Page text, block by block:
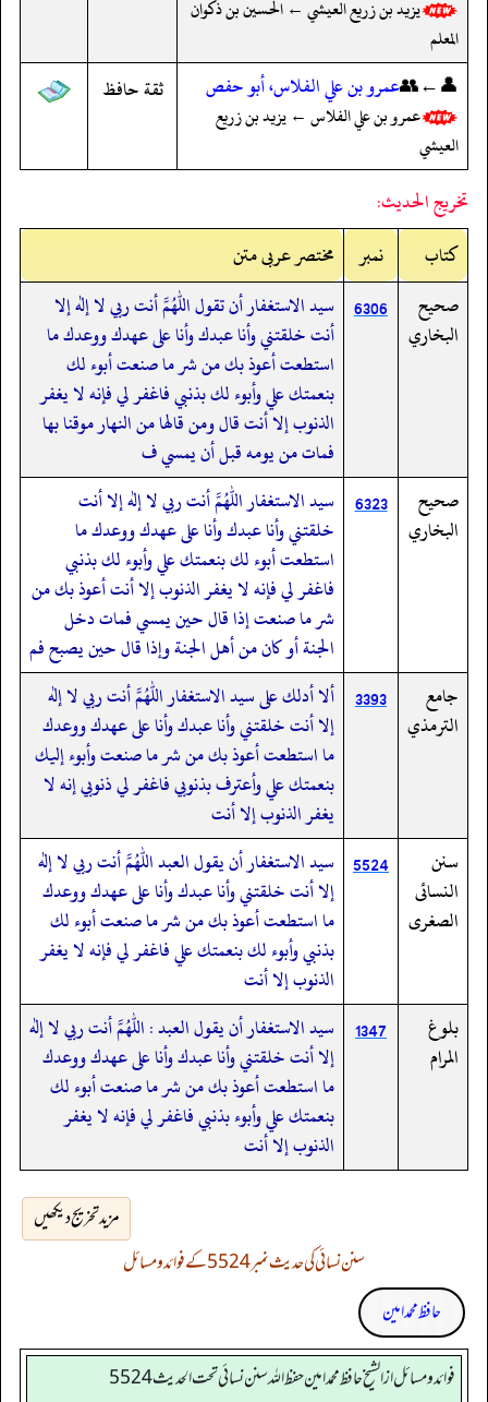
يزيد بن زريع العيشي ← الحسين بن ذكوان
المعلم
👤←👥عمرو بن علي الفلاس، أبو حفص
عمرو بن علي الفلاس ← يزيد بن زريع
العيشي
ثقة حافظ
تخريج الحديث:
کتاب
نمبر
مختصر عربی متن
صحيح
البخاري
6306 سيد الاستغفار أن تقول اللهم أنت ربي لا إله إلا
أنت خلقتني وأنا عبدك وأنا على عهدك ووعدك ما
استطعت أعوذ بك من شر ما صنعت أبوء لك
بنعمتك علي وأبوء لك بذنبي فاغفر لي فإنه لا يغفر
الذنوب إلا أنت قال ومن قالها من النهار موقنا بها
فمات من يومه قبل أن يمسي ف
صحيح
البخاري
6323
سيد الاستغفار اللهم أنت ربي لا إله إلا أنت
خلقتني وأنا عبدك وأنا على عهدك ووعدك ما
استطعت أبوء لك بنعمتك علي وأبوء لك بذنبي
فاغفر لي فإنه لا يغفر الذنوب إلا أنت أعوذ بك من
شر ما صنعت إذا قال حين يمسي فمات دخل
الجنة أو كان من أهل الجنة وإذا قال حين يصبح فم
جامع
الترمذي
3393 ألا أدلك على سيد الاستغفار اللهم أنت ربي لا إله
إلا أنت خلقتني وأنا عبدك وأنا على عهدك ووعدك
ما استطعت أعوذ بك من شر ما صنعت وأبوء إليك
بنعمتك علي وأعترف بذنوبي فاغفر لي ذنوبي إنه لا
يغفر الذنوب إلا أنت
سنن
النسائى
الصغرى
5524 سيد الاستغفار أن يقول العبد اللهم أنت ربي لا إله
إلا أنت خلقتني وأنا عبدك وأنا على عهدك ووعدك
ما استطعت أعوذ بك من شر ما صنعت أبوء لك
بذنبي وأبوء لك بنعمتك علي فاغفر لي فإنه لا يغفر
الذنوب إلا أنت
بلوغ
المرام
1347
سيد الاستغفار أن يقول العبد : اللهم أنت ربي لا إله
إلا أنت خلقتني وأنا عبدك وأنا على عهدك ووعدك
ما استطعت أعوذ بك من شر ما صنعت أبوء لك
بنعمتك علي وأبوء بذنبي فاغفر لي فإنه لا يغفر
الذنوب إلا أنت
مزید تخریج دیکھیں
سنن نسائی کی حدیث نمبر 5524 کے فوائد و مسائل
حافظ محمد امین
فوائد ومسائل از الشيخ حافظ محمد امين حفظ الله سنن نسائي تحت الحديث5524